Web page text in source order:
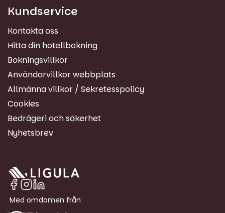
Kundservice
Kontakta oss
Hitta din hotellbokning
Bokningsvillkor
Användarvillkor webbplats
Allmänna villkor / Sekretesspolicy
Cookies
Bedrägeri och säkerhet
Nyhetsbrev
Med omdömen från